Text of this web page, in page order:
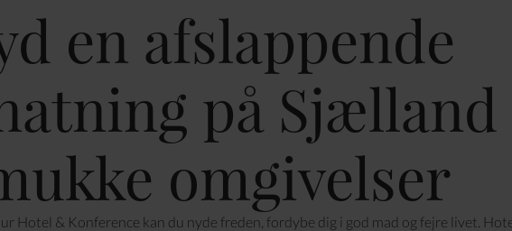
en afslappende
på
omgivelser
Hotel & Konference kan du nyde freden, fordybe dig i god mad og fejre livet.